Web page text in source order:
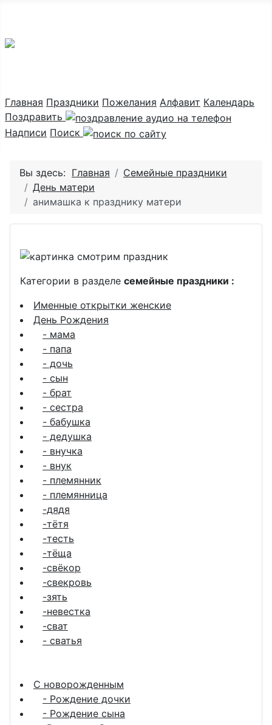
Главная Праздники Пожелания Алфавит Календарь
Поздравить
Надписи Поиск
Вы здесь: Главная
Семейные праздники
День матери
анимашка к празднику матери
Категории в разделе семейные праздники :
Именные открытки женские
День Рождения
- мама
- папа
- дочь
- сын
- брат
- сестра
- бабушка
- дедушка
- внучка
- внук
- племянник
- племянница
-дядя
-тётя
-тесть
-тёща
-свёкор
-свекровь
-зять
-невестка
-сват
- сватья
С новорожденным
- Рождение дочки
- Рождение сына